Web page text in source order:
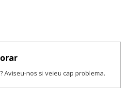
Aviseu-nos si veieu cap problema.